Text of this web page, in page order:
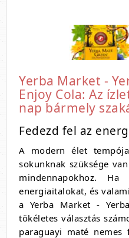
Yerba Market -
Enjoy Cola: Az
nap bármely
Fedezd fel az
A modern élet
sokunknak szüksége
mindennapokhoz.
energiaitalokat, és
a Yerba Market -
tökéletes választás
paraguayi maté nemes